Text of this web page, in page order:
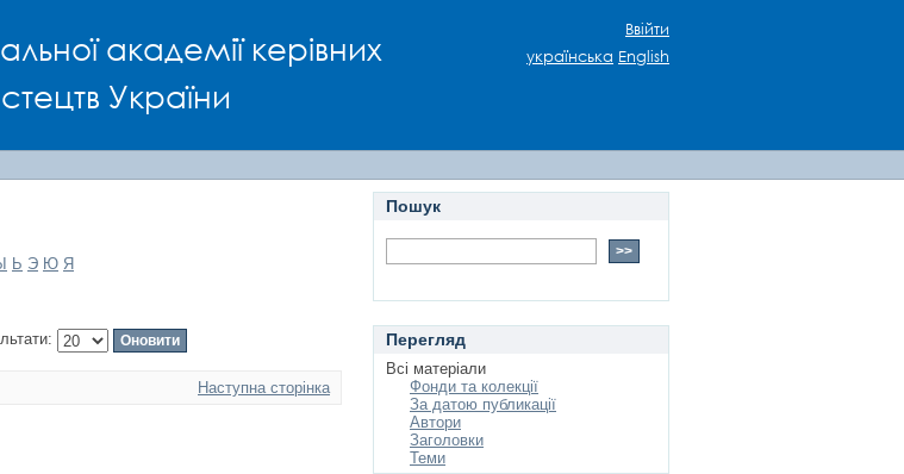
академії керівних
України
Ввійти
українська English
Ь Э Ю Я
Наступна сторінка
Пошук
Перегляд
Всі матеріали
Фонди та колекції
За датою публикації
Автори
Заголовки
Теми